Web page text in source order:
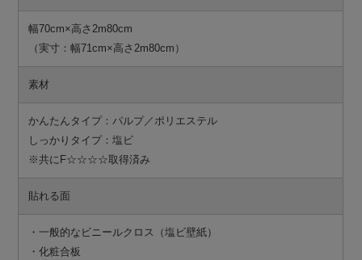
幅70cm×高さ2m80cm
（実寸：幅71cm×高さ2m80cm）
素材
かんたんタイプ：パルプ／ポリエステル
しっかりタイプ：塩ビ
※共にF☆☆☆☆取得済み
貼れる面
・一般的なビニールクロス（塩ビ壁紙）
・化粧合板